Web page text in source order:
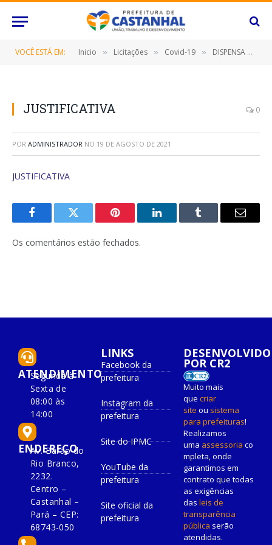
VOCÊ ESTÁ EM: Inicio » Licitações » Covid-19 » DISPENSA DE LICITAÇÃO Nº 051/2021 (CONTRATAÇÃO DE EMPRESA ESPECIALIZADA PARA FORNECIMENTO DE KITS DE TESTES RÁPIDOS PARA DIAGNÓSTICO DA COVID-19)
JUSTIFICATIVA 0
POR ADMINISTRADOR NO 19 DE AGOSTO DE 2021
JUSTIFICATIVA
FacebookTwitter Pinterest O
Tumblr
E-
Os comentários estão fechados.
ATENDIMENTO
Segunda à
Sexta de
08:00 às
14:00
ENDEREÇO
Av. Barão do
Rio Branco,
2232.
Centro –
Castanhal –
Pará – CEP:
68743-050
LINKS
Facebook da
prefeitura
Instagram da
prefeitura
Site do IPMC
YouTube da
prefeitura
Site oficial da
prefeitura
DESENVOLVIDO
POR CR2
Muito mais
que criar
site ou sistema
para prefeituras!
Realizamos
uma assessoria co
mpleta, onde
garantimos em
contrato que todas
as exigências
das leis de
transparência
pública serão
atendidas.